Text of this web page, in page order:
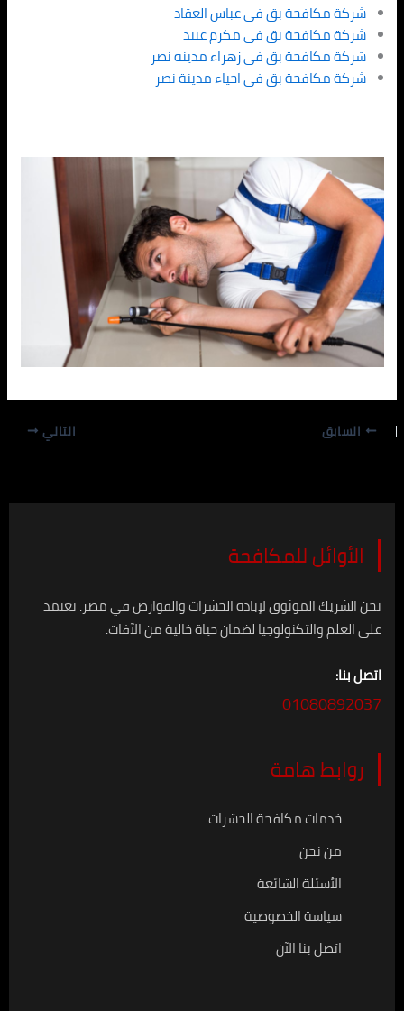
شركة مكافحة بق فى عباس العقاد
شركة مكافحة بق فى مكرم عبيد
شركة مكافحة بق فى زهراء مدينه نصر
شركة مكافحة بق فى احياء مدينة نصر
السابق التالي
الأوائل للمكافحة
نحن الشريك الموثوق لإبادة الحشرات والقوارض في مصر. نعتمد
على العلم والتكنولوجيا لضمان حياة خالية من الآفات.
اتصل بنا:
01080892037
روابط هامة
خدمات مكافحة الحشرات
من نحن
الأسئلة الشائعة
سياسة الخصوصية
اتصل بنا الآن